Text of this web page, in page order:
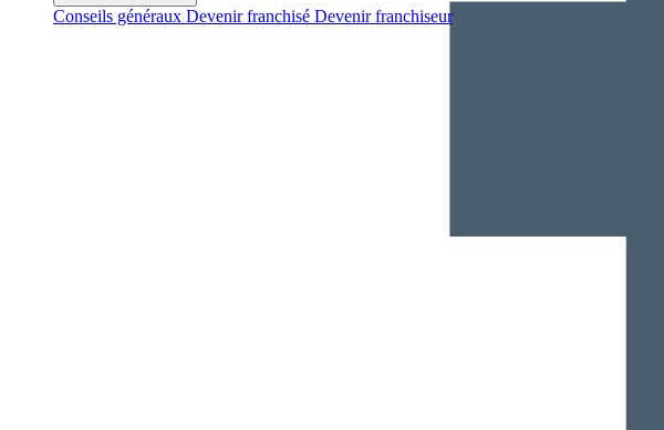
Conseils généraux Devenir franchisé Devenir franchiseur